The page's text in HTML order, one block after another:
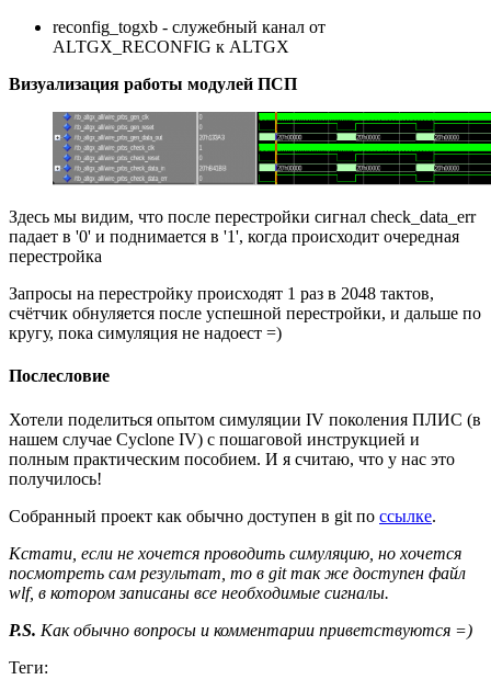
reconfig_togxb - служебный канал от
ALTGX_RECONFIG к ALTGX
Визуализация работы модулей ПСП
Здесь мы видим, что после перестройки сигнал check_data_err
падает в '0' и поднимается в '1', когда происходит очередная
перестройка
Запросы на перестройку происходят 1 раз в 2048 тактов,
счётчик обнуляется после успешной перестройки, и дальше по
кругу, пока симуляция не надоест =)
Послесловие
Хотели поделиться опытом симуляции IV поколения ПЛИС (в
нашем случае Cyclone IV) с пошаговой инструкцией и
полным практическим пособием. И я считаю, что у нас это
получилось!
Собранный проект как обычно доступен в git по ссылке.
Кстати, если не хочется проводить симуляцию, но хочется
посмотреть сам результат, то в git так же доступен файл
wlf, в котором записаны все необходимые сигналы.
P.S. Как обычно вопросы и комментарии приветствуются =)
Теги: